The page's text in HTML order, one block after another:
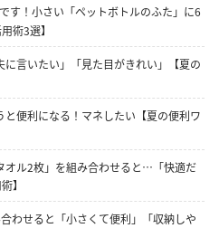
す！小さい「ペットボトルのふた」に6
術3選】
言いたい」「見た目がきれい」【夏の
便利になる！マネしたい【夏の便利ワ
オル2枚」を組み合わせると…「快適だ
】
わせると「小さくて便利」「収納しや